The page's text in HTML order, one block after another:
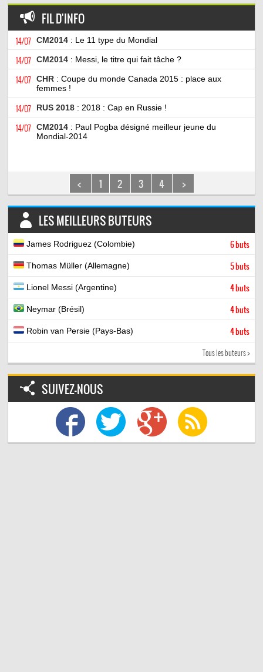
FIL D'INFO
14/07 CM2014 : Le 11 type du Mondial
14/07 CM2014 : Messi, le titre qui fait tâche ?
14/07 CHR : Coupe du monde Canada 2015 : place aux
femmes !
14/07 RUS 2018 : 2018 : Cap en Russie !
14/07 CM2014 : Paul Pogba désigné meilleur jeune du
Mondial-2014
< 1 2 3 4 >
LES MEILLEURS BUTEURS
James Rodriguez (Colombie) 6 buts
Thomas Müller (Allemagne) 5 buts
Lionel Messi (Argentine) 4 buts
Neymar (Brésil) 4 buts
Robin van Persie (Pays-Bas) 4 buts
Tous les buteurs >
SUIVEZ-NOUS